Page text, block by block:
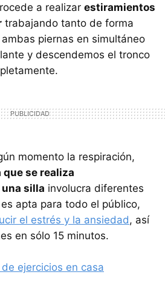
a realizar estiramientos
trabajando tanto de forma
piernas en simultáneo
y descendemos el tronco
momento la respiración,
se realiza
silla involucra diferentes
apta para todo el público,
el estrés y la ansiedad, así
en sólo 15 minutos.
de ejercicios en casa